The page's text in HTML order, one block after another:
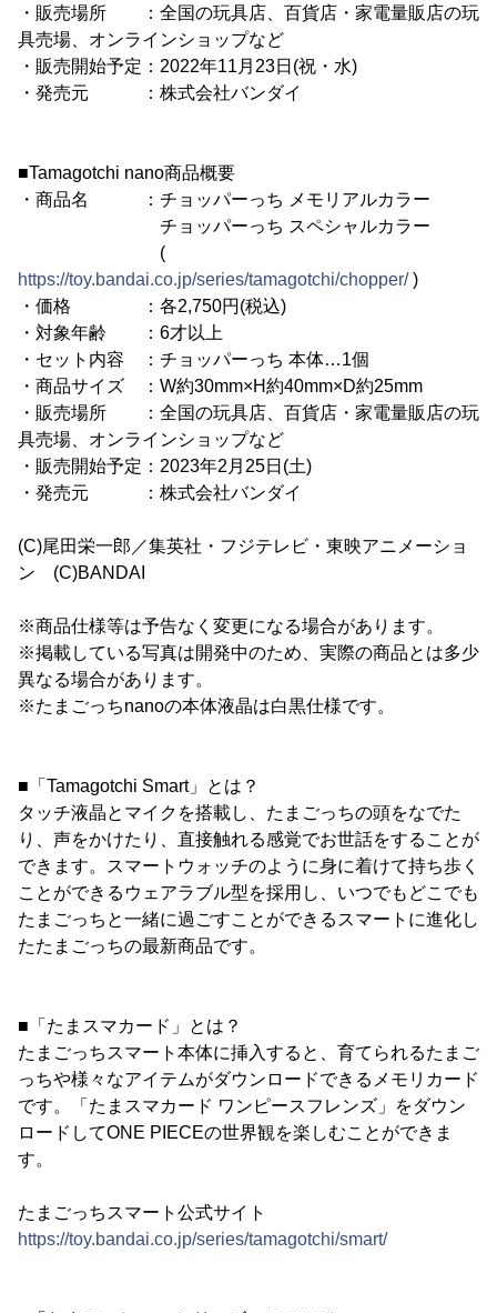
・販売場所 ：全国の玩具店、百貨店・家電量販店の玩
具売場、オンラインショップなど
・販売開始予定：2022年11月23日(祝・水)
・発売元 ：株式会社バンダイ
■Tamagotchi nano商品概要
・商品名 ：チョッパーっち メモリアルカラー
チョッパーっち スペシャルカラー
(
https://toy.bandai.co.jp/series/tamagotchi/chopper/)
・価格 ：各2,750円(税込)
・対象年齢 ：6才以上
・セット内容 ：チョッパーっち 本体…1個
・商品サイズ ：W約30mm×H約40mm×D約25mm
・販売場所 ：全国の玩具店、百貨店・家電量販店の玩
具売場、オンラインショップなど
・販売開始予定：2023年2月25日(土)
・発売元 ：株式会社バンダイ
(C)尾田栄一郎／集英社・フジテレビ・東映アニメーショ
ン (C)BANDAI
※商品仕様等は予告なく変更になる場合があります。
※掲載している写真は開発中のため、実際の商品とは多少
異なる場合があります。
※たまごっちnanoの本体液晶は白黒仕様です。
■「Tamagotchi Smart」とは？
タッチ液晶とマイクを搭載し、たまごっちの頭をなでた
り、声をかけたり、直接触れる感覚でお世話をすることが
できます。スマートウォッチのように身に着けて持ち歩く
ことができるウェアラブル型を採用し、いつでもどこでも
たまごっちと一緒に過ごすことができるスマートに進化し
たたまごっちの最新商品です。
■「たまスマカード」とは？
たまごっちスマート本体に挿入すると、育てられるたまご
っちや様々なアイテムがダウンロードできるメモリカード
です。「たまスマカード ワンピースフレンズ」をダウン
ロードしてONE PIECEの世界観を楽しむことができま
す。
たまごっちスマート公式サイト
https://toy.bandai.co.jp/series/tamagotchi/smart/